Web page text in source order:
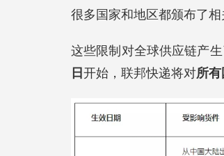
很多国家和地区都颁布了
这些限制对全球供应链产
日 开始，联邦快递将对所